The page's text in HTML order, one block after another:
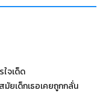
จเด็ด
มัยเด็กเธอเคยถูกกลั่น